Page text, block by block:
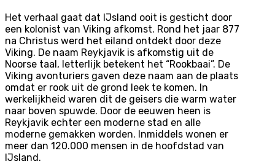
Het verhaal gaat dat IJsland ooit is gesticht door
een kolonist van Viking afkomst. Rond het jaar 877
na Christus werd het eiland ontdekt door deze
Viking. De naam Reykjavik is afkomstig uit de
Noorse taal, letterlijk betekent het “Rookbaai”. De
Viking avonturiers gaven deze naam aan de plaats
omdat er rook uit de grond leek te komen. In
werkelijkheid waren dit de geisers die warm water
naar boven spuwde. Door de eeuwen heen is
Reykjavik echter een moderne stad en alle
moderne gemakken worden. Inmiddels wonen er
meer dan 120.000 mensen in de hoofdstad van
IJsland.